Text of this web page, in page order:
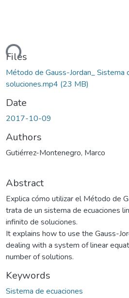
Files
Método de Gauss-Jordan_ Sistema
soluciones.mp4 (23 MB)
Date
2017-10-09
Authors
Gutiérrez-Montenegro, Marco
Abstract
Explica cómo utilizar el Método de
trata de un sistema de ecuaciones
infinito de soluciones.
It explains how to use the Gauss-
dealing with a system of linear
number of solutions.
Keywords
Sistema de ecuaciones